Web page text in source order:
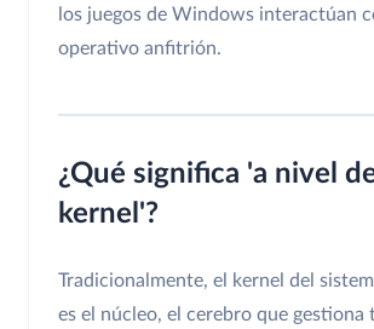
los juegos de Windows interactúan
operativo anfitrión.
¿Qué significa 'a nivel
kernel'?
Tradicionalmente, el kernel del
es el núcleo, el cerebro que gestiona